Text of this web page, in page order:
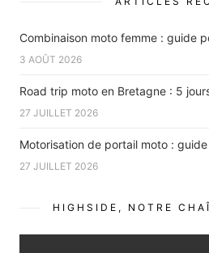
Combinaison moto femme : guide
3 AOÛT 2026
Road trip moto en Bretagne : 5
27 JUILLET 2026
Motorisation de portail moto :
27 JUILLET 2026
HIGHSIDE, NOTRE